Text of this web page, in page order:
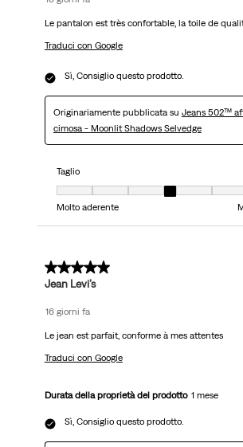
Le pantalon est très confortable, la toile de
Traduci con Google
Sì, Consiglio questo prodotto.
Originariamente pubblicata su Jeans 502™
cimosa - Moonlit Shadows Selvedge
Taglio
Taglio, 4 su 7, dove 1 è uguale a Molto
Molto aderente
5 su 5 stelle.
Jean Levi’s
16 giorni fa
Le jean est parfait, conforme à mes attentes
Traduci con Google
Durata della proprietà del prodotto 1 mese
Sì, Consiglio questo prodotto.